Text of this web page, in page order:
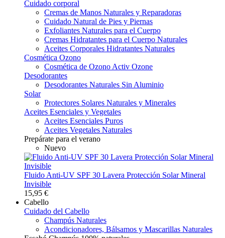
Cuidado corporal
Cremas de Manos Naturales y Reparadoras
Cuidado Natural de Pies y Piernas
Exfoliantes Naturales para el Cuerpo
Cremas Hidratantes para el Cuerpo Naturales
Aceites Corporales Hidratantes Naturales
Cosmética Ozono
Cosmética de Ozono Activ Ozone
Desodorantes
Desodorantes Naturales Sin Aluminio
Solar
Protectores Solares Naturales y Minerales
Aceites Esenciales y Vegetales
Aceites Esenciales Puros
Aceites Vegetales Naturales
Prepárate para el verano
Nuevo
Fluido Anti-UV SPF 30 Lavera Protección Solar Mineral
Invisible
15,95 €
Cabello
Cuidado del Cabello
Champús Naturales
Acondicionadores, Bálsamos y Mascarillas Naturales